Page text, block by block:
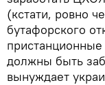
(кстати, ровно
бутафорского
должны быть
вынуждает